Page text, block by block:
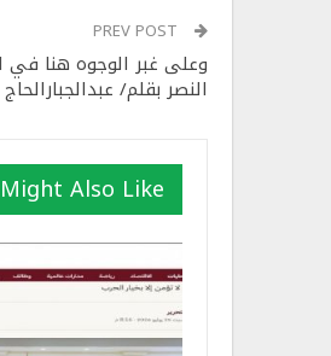
وعلى غبر الوجوه هنا
النصر بقلم/ عبدالجبارالحاج
Also Like